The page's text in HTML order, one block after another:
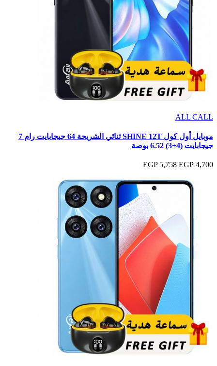
ALL CALL
موبايل أول كول SHINE 12T ثنائي الشريحة 64 جيجابايت رام 7
جيجابايت (4+3) 6.52 بوصة
4,700 EGP
5,758 EGP